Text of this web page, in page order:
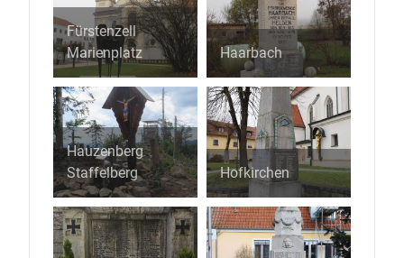
Fürstenzell
Marienplatz
Haarbach
Hauzenberg
Staffelberg
Hofkirchen